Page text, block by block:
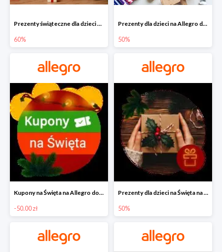
Prezenty świąteczne dla dzieci na Allegro do -60%
60%
Prezenty dla dzieci na Allegro do -50%
50%
Kupony na Święta na Allegro do -50 zł
-50.00 zł
Prezenty dla dzieci na Święta na Allegro do -50%
50%